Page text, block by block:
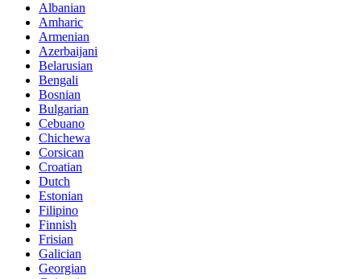
Albanian
Amharic
Armenian
Azerbaijani
Belarusian
Bengali
Bosnian
Bulgarian
Cebuano
Chichewa
Corsican
Croatian
Dutch
Estonian
Filipino
Finnish
Frisian
Galician
Georgian